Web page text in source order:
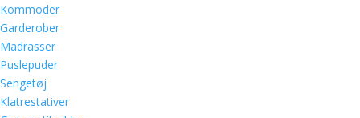
Kommoder
Garderober
Madrasser
Puslepuder
Sengetøj
Klatrestativer